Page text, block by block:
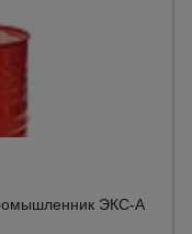
ЭКС-А